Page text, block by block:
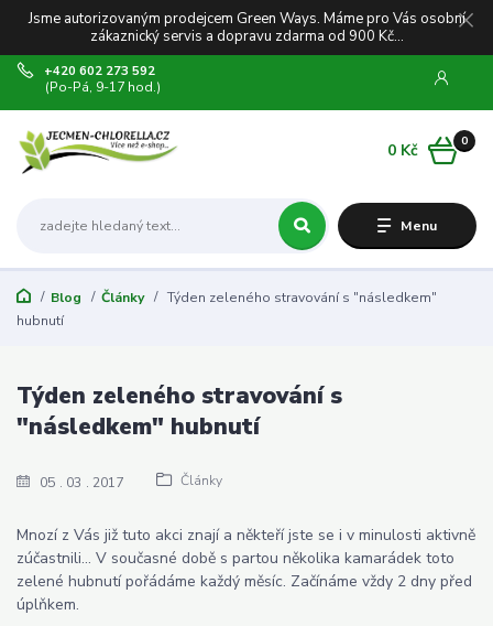
Jsme autorizovaným prodejcem Green Ways. Máme pro Vás osobní
zákaznický servis a dopravu zdarma od 900 Kč...
Menu
+420 602 273 592
(Po-Pá, 9-17 hod.)
0
0 Kč
Blog Články
Týden zeleného stravování s "následkem"
hubnutí
05 03 2017 Články
Týden zeleného stravování s
"následkem" hubnutí
Mnozí z Vás již tuto akci znají a někteří jste se i v minulosti aktivně
zúčastnili... V současné době s partou několika kamarádek toto
zelené hubnutí pořádáme každý měsíc. Začínáme vždy 2 dny před
úplňkem.